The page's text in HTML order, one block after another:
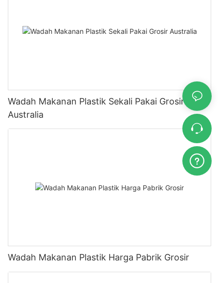
Wadah Makanan Plastik Sekali Pakai Grosir
Australia
Wadah Makanan Plastik Harga Pabrik Grosir